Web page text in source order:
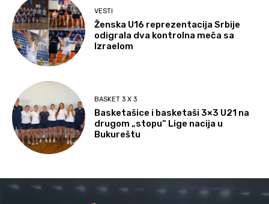
VESTI
Ženska U16 reprezentacija Srbije
odigrala dva kontrolna meča sa
Izraelom
BASKET 3 X 3
Basketašice i basketaši 3×3 U21 na
drugom „stopu“ Lige nacija u
Bukureštu